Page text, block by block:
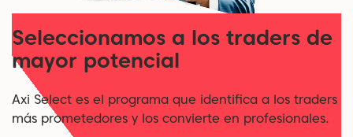
Seleccionamos a los traders de
mayor potencial
Axi Select es el programa que identifica a los traders
más prometedores y los convierte en profesionales.